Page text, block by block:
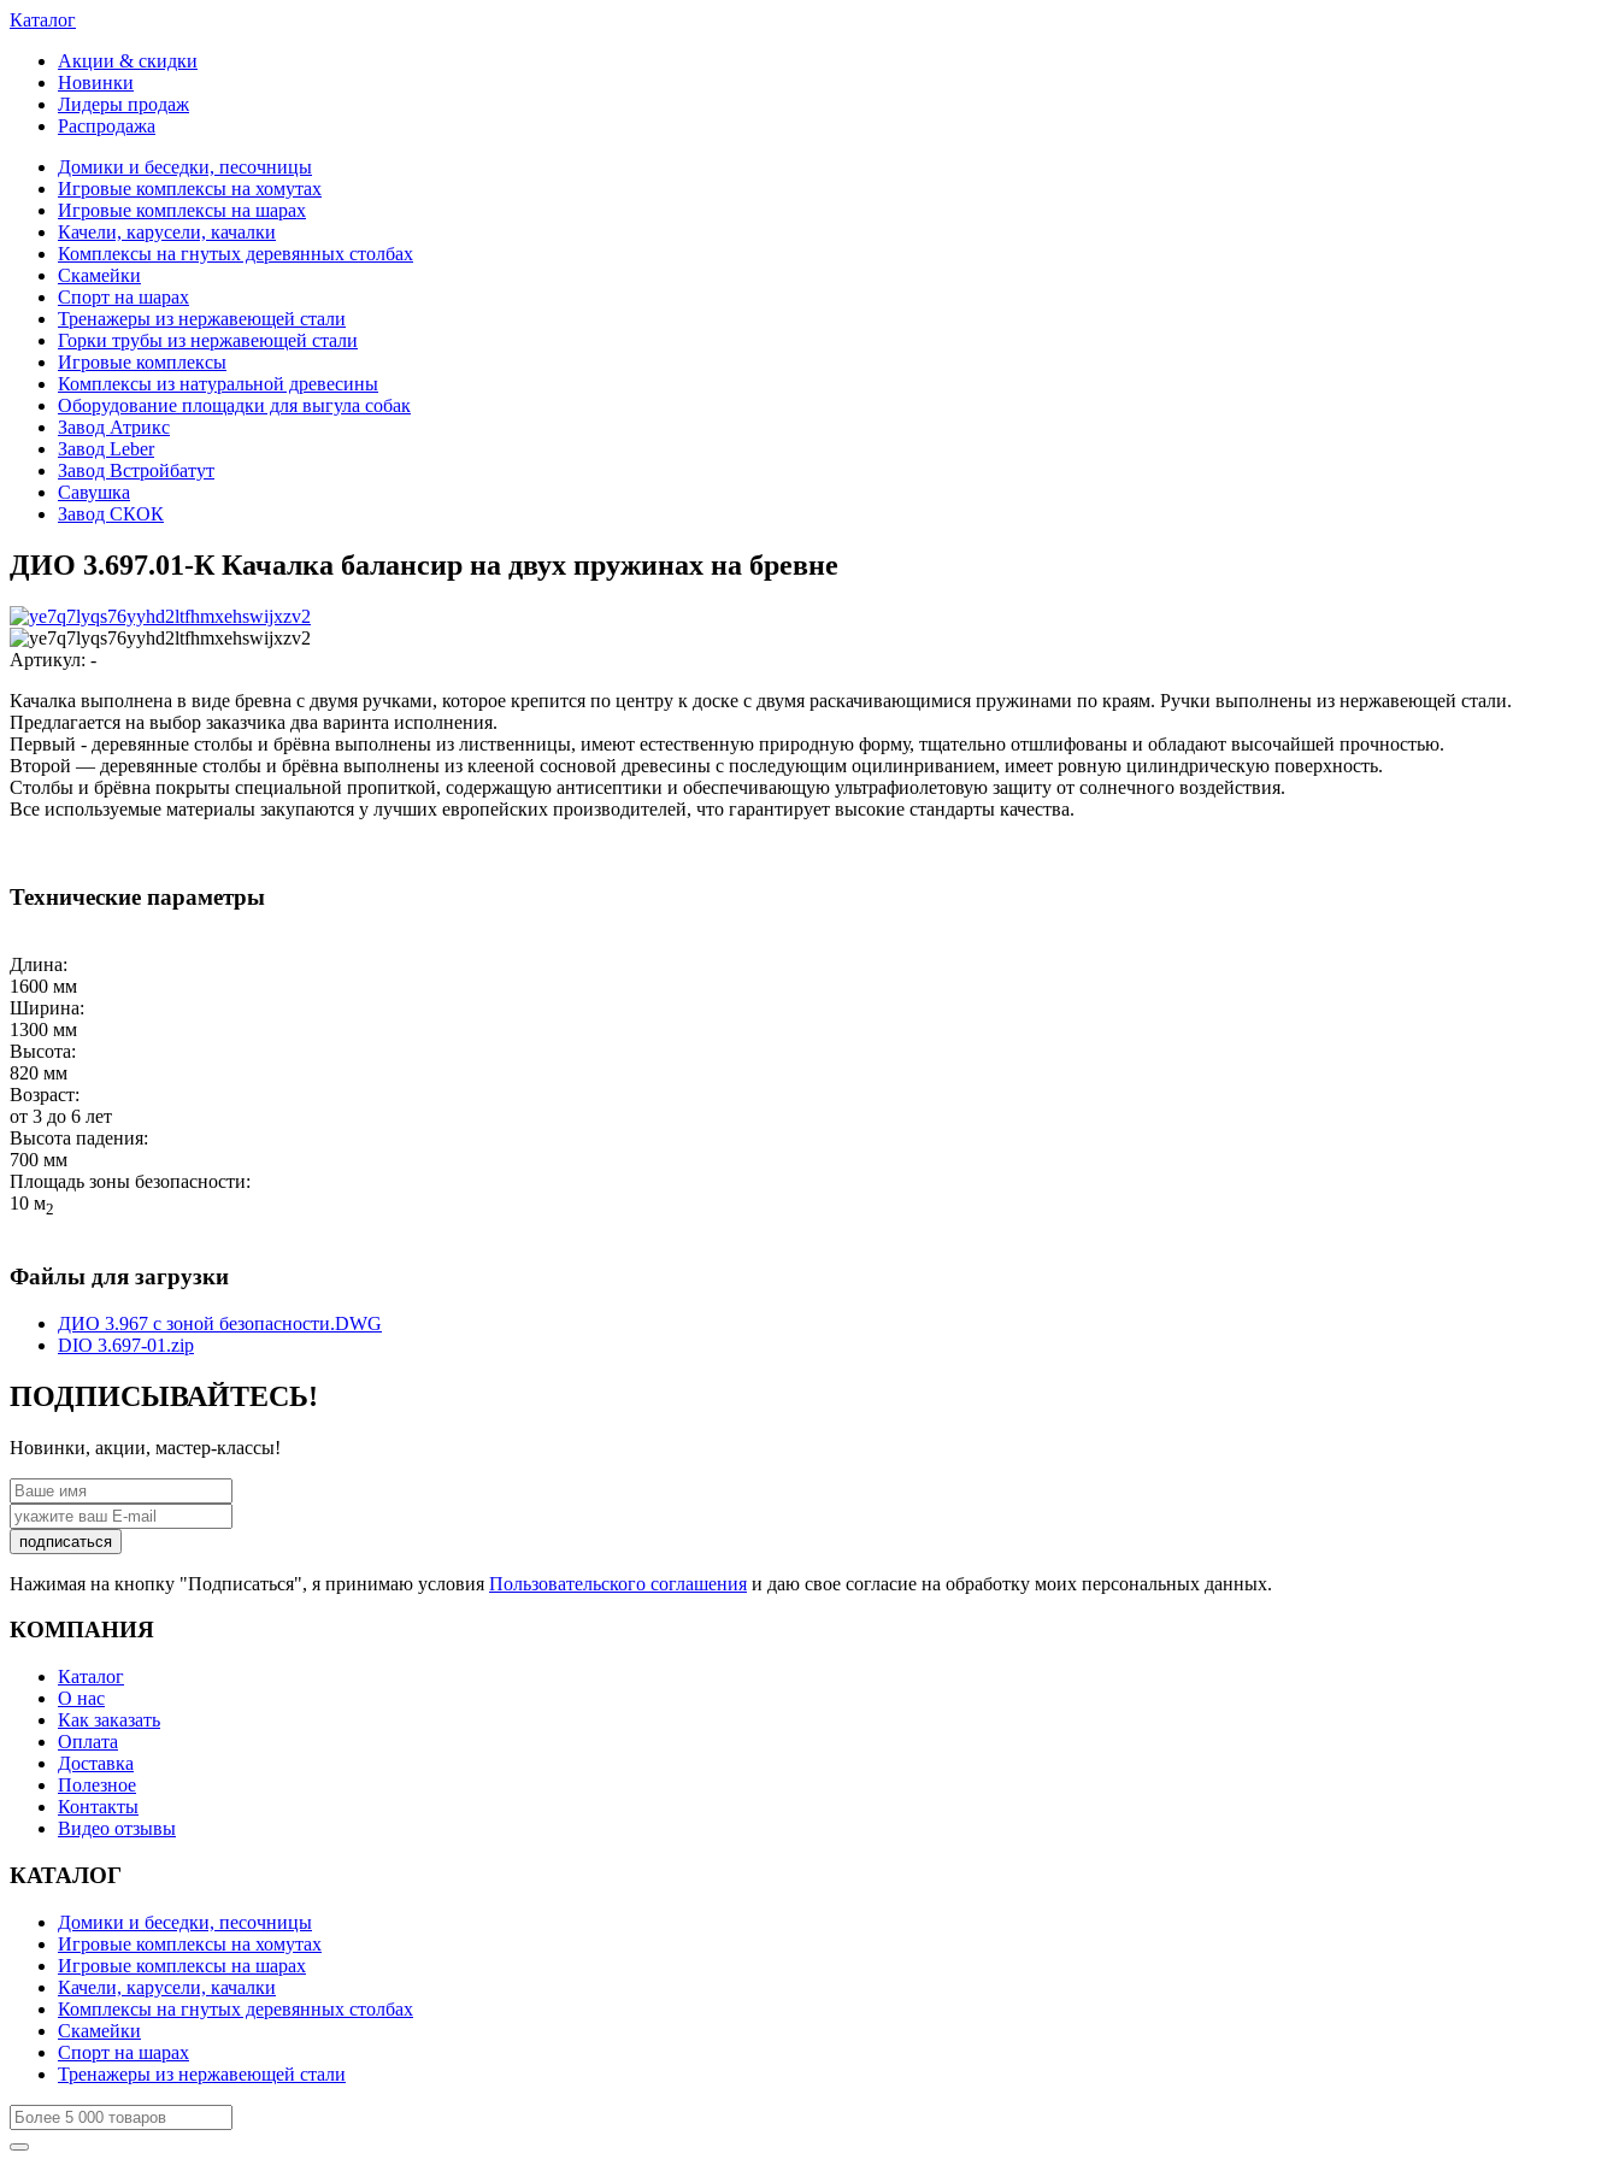
Каталог
Акции & скидки
Новинки
Лидеры продаж
Распродажа
Домики и беседки, песочницы
Игровые комплексы на хомутах
Игровые комплексы на шарах
Качели, карусели, качалки
Комплексы на гнутых деревянных столбах
Скамейки
Спорт на шарах
Тренажеры из нержавеющей стали
Горки трубы из нержавеющей стали
Игровые комплексы
Комплексы из натуральной древесины
Оборудование площадки для выгула собак
Завод Атрикс
Завод Leber
Завод Встройбатут
Савушка
Завод СКОК
ДИО 3.697.01-К Качалка балансир на двух пружинах на бревне
Артикул: -
Качалка выполнена в виде бревна с двумя ручками, которое крепится по центру к доске с двумя раскачивающимися пружинами по краям. Ручки выполнены из нержавеющей стали.
Предлагается на выбор заказчика два варинта исполнения.
Первый - деревянные столбы и брёвна выполнены из лиственницы, имеют естественную природную форму, тщательно отшлифованы и обладают высочайшей прочностью.
Второй — деревянные столбы и брёвна выполнены из клееной сосновой древесины с последующим оцилинриванием, имеет ровную цилиндрическую поверхность.
Столбы и брёвна покрыты специальной пропиткой, содержащую антисептики и обеспечивающую ультрафиолетовую защиту от солнечного воздействия.
Все используемые материалы закупаются у лучших европейских производителей, что гарантирует высокие стандарты качества.
Технические параметры
Длина:
1600 мм
Ширина:
1300 мм
Высота:
820 мм
Возраст:
от 3 до 6 лет
Высота падения:
700 мм
Площадь зоны безопасности:
10 м2
Файлы для загрузки
ДИО 3.967 с зоной безопасности.DWG
DIO 3.697-01.zip
ПОДПИСЫВАЙТЕСЬ!
Новинки, акции, мастер-классы!
подписаться
Нажимая на кнопку "Подписаться", я принимаю условия Пользовательского соглашения и даю свое согласие на обработку моих персональных данных.
КОМПАНИЯ
Каталог
О нас
Как заказать
Оплата
Доставка
Полезное
Контакты
Видео отзывы
КАТАЛОГ
Домики и беседки, песочницы
Игровые комплексы на хомутах
Игровые комплексы на шарах
Качели, карусели, качалки
Комплексы на гнутых деревянных столбах
Скамейки
Спорт на шарах
Тренажеры из нержавеющей стали